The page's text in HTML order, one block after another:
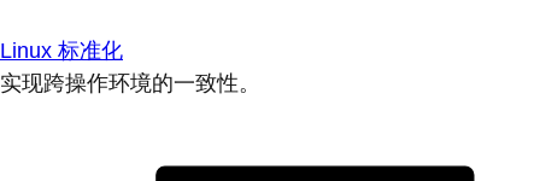
Linux 标准化
实现跨操作环境的一致性。